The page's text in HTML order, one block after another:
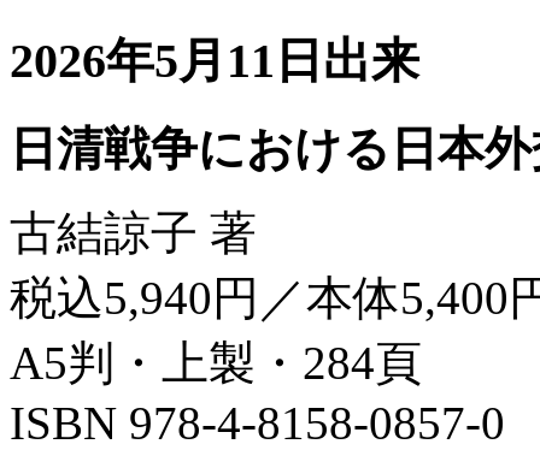
2026年5月11日出来
日清戦争における日本
古結諒子 著
税込5,940円／本体5,400
A5判・上製・284頁
ISBN 978-4-8158-0857-0